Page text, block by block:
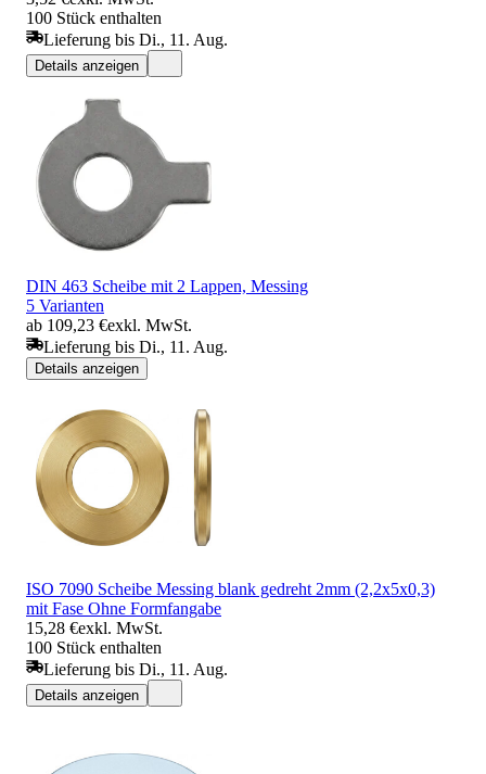
100 Stück enthalten
Lieferung bis Di., 11. Aug.
Details anzeigen
DIN 463 Scheibe mit 2 Lappen, Messing
5 Varianten
ab 109,23 €exkl. MwSt.
Lieferung bis Di., 11. Aug.
Details anzeigen
ISO 7090 Scheibe Messing blank gedreht 2mm (2,2x5x0,3)
mit Fase Ohne Formfangabe
15,28 €exkl. MwSt.
100 Stück enthalten
Lieferung bis Di., 11. Aug.
Details anzeigen